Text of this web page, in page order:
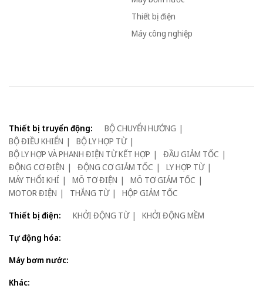
Thiết bị điện
Máy công nghiệp
Thiết bị truyển động:
BỘ CHUYỂN HƯỚNG
BỘ ĐIỀU KHIỂN
BỘ LY HỢP TỪ
BỘ LY HỢP VÀ PHANH ĐIỆN TỪ KẾT HỢP
ĐẦU GIẢM TỐC
ĐỘNG CƠ ĐIỆN
ĐỘNG CƠ GIẢM TỐC
LY HỢP TỪ
MÁY THỔI KHÍ
MÔ TƠ ĐIỆN
MÔ TƠ GIẢM TỐC
MOTOR ĐIỆN
THẮNG TỪ
HỘP GIẢM TỐC
Thiết bị điện:
KHỞI ĐỘNG TỪ
KHỞI ĐỘNG MỀM
Tự động hóa:
Máy bơm nước:
Khác: